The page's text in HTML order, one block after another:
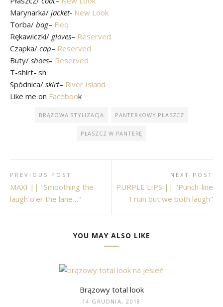
Marynarka/ jacket- New Look
Torba/ bag– Fleq
Rękawiczki/ gloves– Reserved
Czapka/ cap– Reserved
Buty/ shoes– Reserved
T-shirt- sh
Spódnica/ skirt– River Island
Like me on Facebook
BRĄZOWA STYLIZACJA PANTERKOWY PŁASZCZ
PŁASZCZ W PANTERĘ
PREVIOUS POST
MAXI || "Smoothing the
laugh o’er the lane…"
NEXT POST
PURPLE LIPS || "Punch-line
I ruin but we both laugh"
YOU MAY ALSO LIKE
Brązowy total look
14 GRUDNIA, 2018